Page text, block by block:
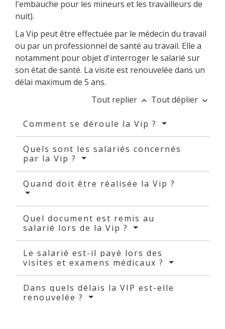
l'embauche pour les mineurs et les travailleurs de
nuit).
La Vip peut être effectuée par le médecin du travail
ou par un professionnel de santé au travail. Elle a
notamment pour objet d'interroger le salarié sur
son état de santé. La visite est renouvelée dans un
délai maximum de 5 ans.
Tout replier keyboard_arrow_up Tout déplier keyboard_arrow_down
Comment se déroule la Vip ?
Quels sont les salariés concernés
par la Vip ?
Quand doit être réalisée la Vip ?
Quel document est remis au
salarié lors de la Vip ?
Le salarié est-il payé lors des
visites et examens médicaux ?
Dans quels délais la VIP est-elle
renouvelée ?